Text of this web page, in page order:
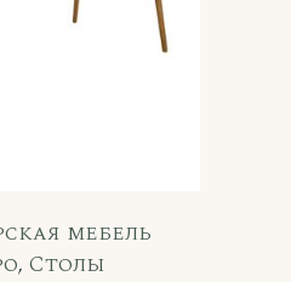
мебель
, Столы